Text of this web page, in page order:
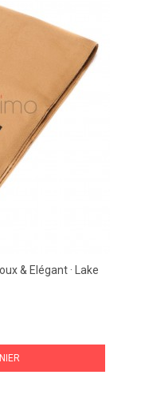
& Elégant · Lake